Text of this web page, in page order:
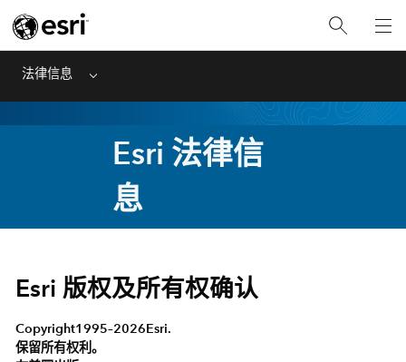
法律信息 Menu
Esri 法律信
息
Esri 版权及所有权确认
Copyright1995–2026Esri.
保留所有权利。